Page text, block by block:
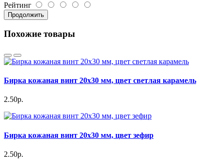
Рейтинг
Продолжить
Похожие товары
Бирка кожаная винт 20х30 мм, цвет светлая карамель
2.50р.
Бирка кожаная винт 20х30 мм, цвет зефир
2.50р.